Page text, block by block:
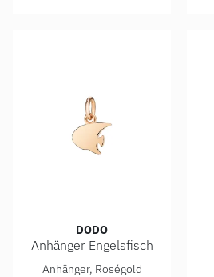
DODO
Anhänger Engelsfisch
DoDo Anhänger Engelsfisch,
Anhänger, Roségold